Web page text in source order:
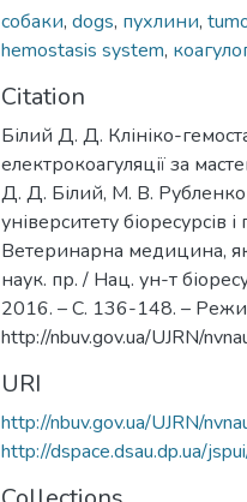
собаки, dogs, пухлини,
hemostasis system,
Citation
Білий Д. Д. Клініко-
електрокоагуляції за
Д. Д. Білий, М. В.
університету біоресурсів
Ветеринарна медицина,
наук. пр. / Нац. ун-т
2016. – С. 136-148. –
http://nbuv.gov.ua/UJRN/
URI
http://nbuv.gov.ua/UJRN/
http://dspace.dsau.dp.ua/